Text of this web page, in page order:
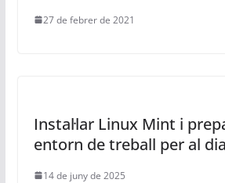
27 de febrer de 2021
Instal·lar Linux Mint i
entorn de treball per al
14 de juny de 2025